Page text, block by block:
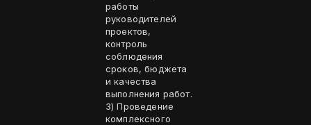
работы
руководителей
проектов,
контроль
соблюдения
сроков, бюджета
и качества
выполнения работ.
3) Проведение
комплексного